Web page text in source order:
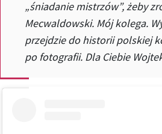
„śniadanie mistrzów”, żeby
Mecwaldowski. Mój kolega.
przejdzie do historii polskiej
po fotografii. Dla Ciebie